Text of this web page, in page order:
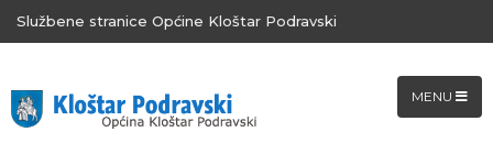
Službene stranice Općine Kloštar Podravski
MENU